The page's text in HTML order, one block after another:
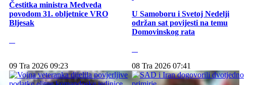
Čestitka ministra Medveda
povodom 31. obljetnice VRO
Bljesak
U Samoboru i Svetoj Nedelji
održan sat povijesti na temu
Domovinskog rata
09 Tra 2026 09:23 08 Tra 2026 07:41